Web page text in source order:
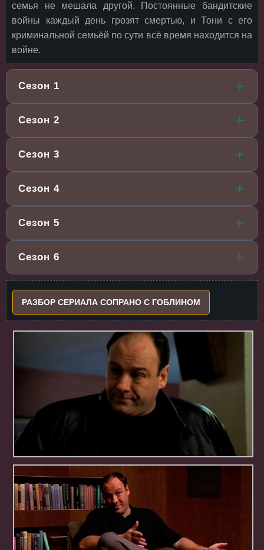
семья не мешала другой. Постоянные бандитские
войны каждый день грозят смертью, и Тони с его
криминальной семьёй по сути всё время находится на
войне.
Сезон 1
Сезон 2
Сезон 3
Сезон 4
Сезон 5
Сезон 6
РАЗБОР СЕРИАЛА СОПРАНО С ГОБЛИНОМ